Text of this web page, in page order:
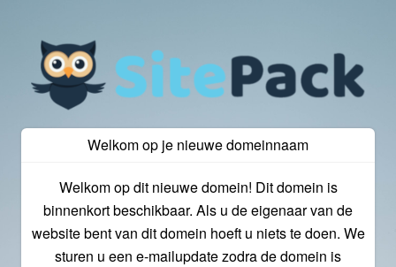
Welkom op je nieuwe domeinnaam
Welkom op dit nieuwe domein! Dit domein is
binnenkort beschikbaar. Als u de eigenaar van de
website bent van dit domein hoeft u niets te doen. We
sturen u een e-mailupdate zodra de domein is